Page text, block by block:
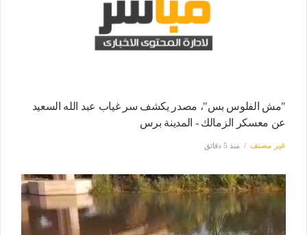
"مش الفلوس بس"، مصدر يكشف سر غياب عبد الله السعيد
عن معسكر الزمالك - المدينة برس
غير مصنف منذ 5 دقائق